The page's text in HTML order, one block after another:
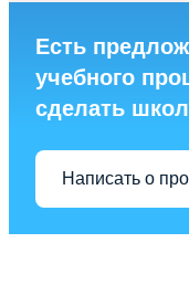
Есть
учебного
сделать
Написать о